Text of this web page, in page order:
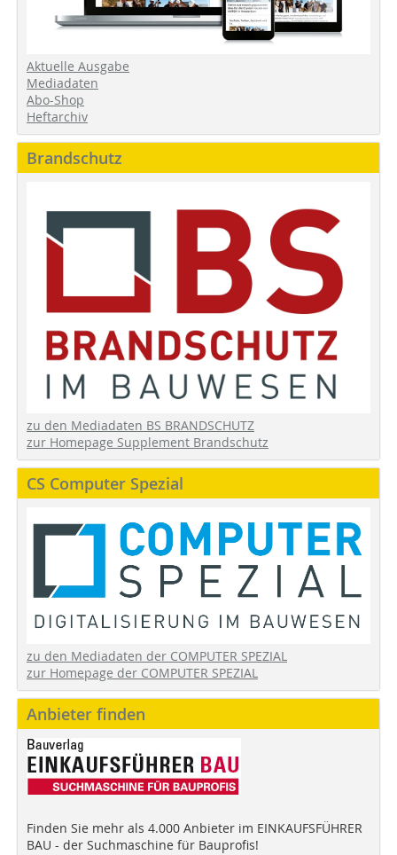
Aktuelle Ausgabe
Mediadaten
Abo-Shop
Heftarchiv
Brandschutz
zu den Mediadaten BS BRANDSCHUTZ
zur Homepage Supplement Brandschutz
CS Computer Spezial
zu den Mediadaten der COMPUTER SPEZIAL
zur Homepage der COMPUTER SPEZIAL
Anbieter finden
Finden Sie mehr als 4.000 Anbieter im EINKAUFSFÜHRER
BAU - der Suchmaschine für Bauprofis!